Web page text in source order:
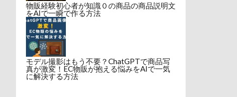
物販経験初心者が知識０の商品の商品説明文
をAIで一瞬で作る方法
モデル撮影はもう不要？ChatGPTで商品写
真が激変！EC物販が抱える悩みをAIで一気
に解決する方法